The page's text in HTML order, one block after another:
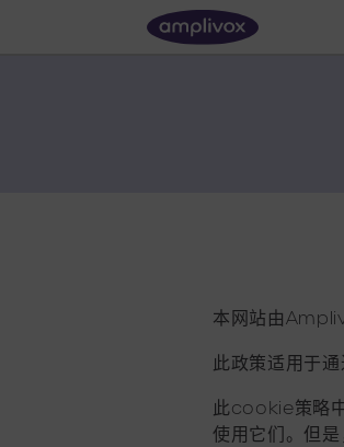
本网站由
此政策适用于
此cookie策略
使用它们。但